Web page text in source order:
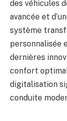
des véhicules
avancée et
système
personnalisée
dernières
confort
digitalisation
conduite